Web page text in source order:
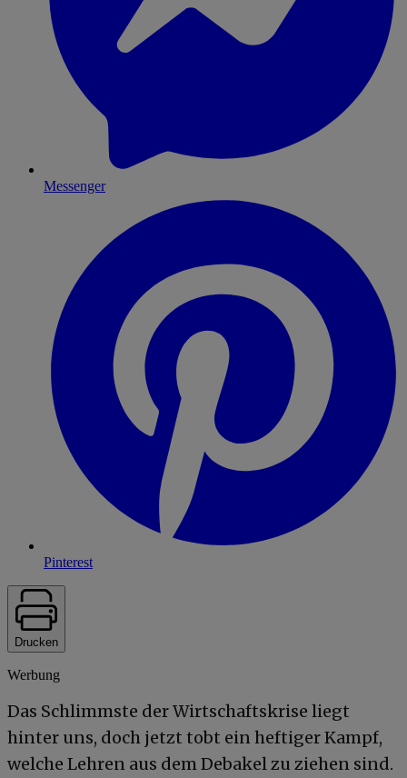
Messenger
Pinterest
Drucken
Werbung
Das Schlimmste der Wirtschaftskrise liegt
hinter uns, doch jetzt tobt ein heftiger Kampf,
welche Lehren aus dem Debakel zu ziehen sind.